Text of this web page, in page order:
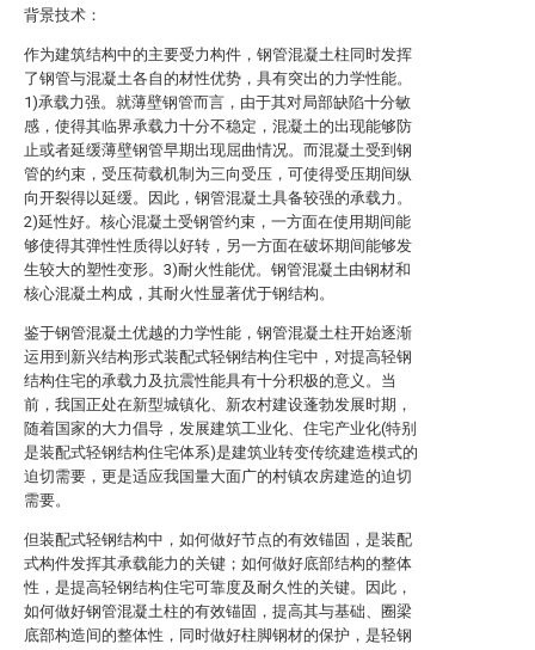
背景技术：
作为建筑结构中的主要受力构件，钢管混凝土柱同时发挥
了钢管与混凝土各自的材性优势，具有突出的力学性能。
1)承载力强。就薄壁钢管而言，由于其对局部缺陷十分敏
感，使得其临界承载力十分不稳定，混凝土的出现能够防
止或者延缓薄壁钢管早期出现屈曲情况。而混凝土受到钢
管的约束，受压荷载机制为三向受压，可使得受压期间纵
向开裂得以延缓。因此，钢管混凝土具备较强的承载力。
2)延性好。核心混凝土受钢管约束，一方面在使用期间能
够使得其弹性性质得以好转，另一方面在破坏期间能够发
生较大的塑性变形。3)耐火性能优。钢管混凝土由钢材和
核心混凝土构成，其耐火性显著优于钢结构。
鉴于钢管混凝土优越的力学性能，钢管混凝土柱开始逐渐
运用到新兴结构形式装配式轻钢结构住宅中，对提高轻钢
结构住宅的承载力及抗震性能具有十分积极的意义。当
前，我国正处在新型城镇化、新农村建设蓬勃发展时期，
随着国家的大力倡导，发展建筑工业化、住宅产业化(特别
是装配式轻钢结构住宅体系)是建筑业转变传统建造模式的
迫切需要，更是适应我国量大面广的村镇农房建造的迫切
需要。
但装配式轻钢结构中，如何做好节点的有效锚固，是装配
式构件发挥其承载能力的关键；如何做好底部结构的整体
性，是提高轻钢结构住宅可靠度及耐久性的关键。因此，
如何做好钢管混凝土柱的有效锚固，提高其与基础、圈梁
底部构造间的整体性，同时做好柱脚钢材的保护，是轻钢